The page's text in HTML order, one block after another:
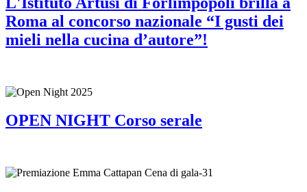
Roma al concorso nazionale “I gusti dei
mieli nella cucina d’autore”!
OPEN NIGHT Corso serale